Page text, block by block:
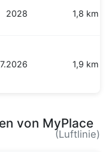
2028 1,8 km
1,9 km
von MyPlace
(Luftlinie)